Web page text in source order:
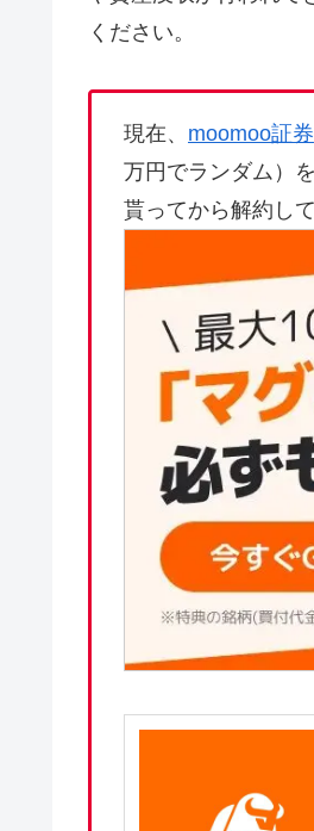
ください。
現在、 moomoo証券
万円でランダム）
貰ってから解約し